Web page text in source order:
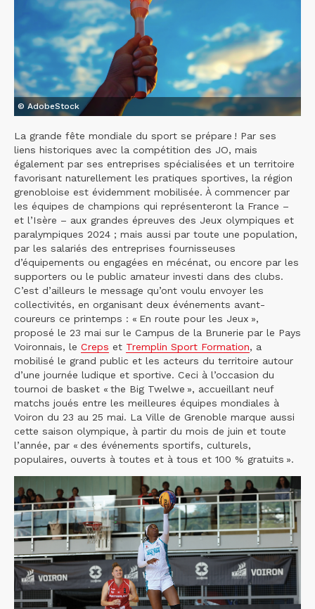
© AdobeStock
La grande fête mondiale du sport se prépare ! Par ses
liens historiques avec la compétition des JO, mais
également par ses entreprises spécialisées et un territoire
favorisant naturellement les pratiques sportives, la région
grenobloise est évidemment mobilisée. À commencer par
les équipes de champions qui représenteront la France –
et l’Isère – aux grandes épreuves des Jeux olympiques et
paralympiques 2024 ; mais aussi par toute une population,
par les salariés des entreprises fournisseuses
d’équipements ou engagées en mécénat, ou encore par les
supporters ou le public amateur investi dans des clubs.
C’est d’ailleurs le message qu’ont voulu envoyer les
collectivités, en organisant deux événements avant-
coureurs ce printemps : « En route pour les Jeux »,
proposé le 23 mai sur le Campus de la Brunerie par le Pays
Voironnais, le Creps et Tremplin Sport Formation, a
mobilisé le grand public et les acteurs du territoire autour
d’une journée ludique et sportive. Ceci à l’occasion du
tournoi de basket « the Big Twelwe », accueillant neuf
matchs joués entre les meilleures équipes mondiales à
Voiron du 23 au 25 mai. La Ville de Grenoble marque aussi
cette saison olympique, à partir du mois de juin et toute
l’année, par « des événements sportifs, culturels,
populaires, ouverts à toutes et à tous et 100 % gratuits ».